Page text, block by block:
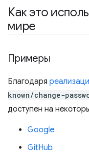
Как это
мире
Примеры
Благодаря
known/change-
доступен на
Google
GitHub